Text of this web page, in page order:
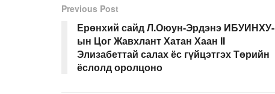
Previous Post
Ерөнхий сайд Л.Оюун-Эрдэнэ ИБУИНХУ-
ын Цог Жавхлант Хатан Хаан II
Элизабеттай салах ёс гүйцэтгэх Төрийн
ёслолд оролцоно